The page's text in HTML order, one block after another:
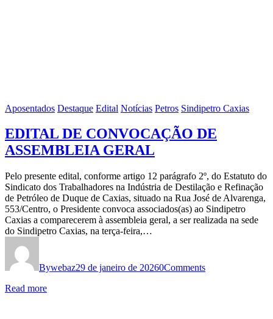
Aposentados Destaque Edital Notícias Petros Sindipetro Caxias
EDITAL DE CONVOCAÇÃO DE
ASSEMBLEIA GERAL
Pelo presente edital, conforme artigo 12 parágrafo 2º, do Estatuto do
Sindicato dos Trabalhadores na Indústria de Destilação e Refinação
de Petróleo de Duque de Caxias, situado na Rua José de Alvarenga,
553/Centro, o Presidente convoca associados(as) ao Sindipetro
Caxias a comparecerem à assembleia geral, a ser realizada na sede
do Sindipetro Caxias, na terça-feira,…
Bywebaz29 de janeiro de 20260Comments
Read more